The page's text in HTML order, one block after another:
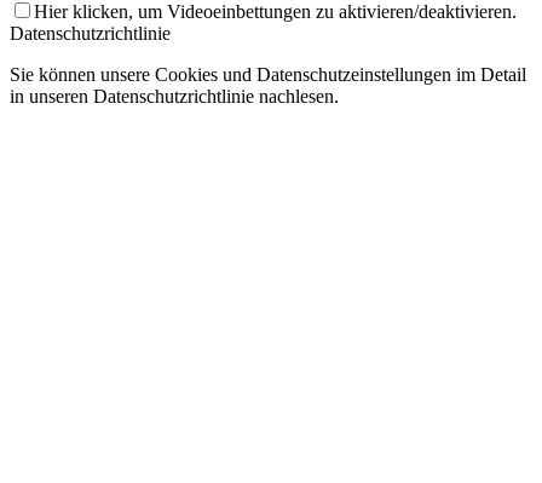
Hier klicken, um Videoeinbettungen zu aktivieren/deaktivieren.
Datenschutzrichtlinie
Sie können unsere Cookies und Datenschutzeinstellungen im Detail
in unseren Datenschutzrichtlinie nachlesen.